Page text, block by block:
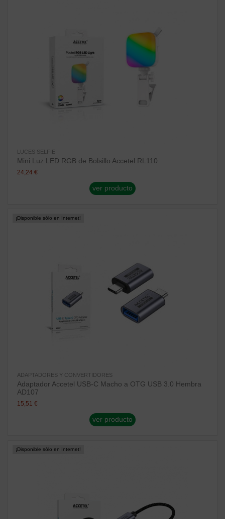
LUCES SELFIE
Mini Luz LED RGB de Bolsillo Accetel RL110
24,24 €
ver producto
¡Disponible sólo en Internet!
ADAPTADORES Y CONVERTIDORES
Adaptador Accetel USB-C Macho a OTG USB 3.0 Hembra
AD107
15,51 €
ver producto
¡Disponible sólo en Internet!